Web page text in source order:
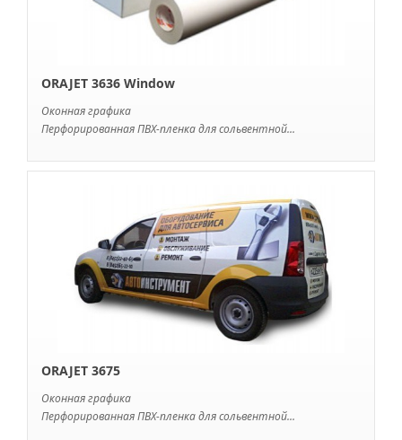
ORAJET 3636 Window
Оконная графика
Перфорированная ПВХ-пленка для сольвентной...
ORAJET 3675
Оконная графика
Перфорированная ПВХ-пленка для сольвентной...